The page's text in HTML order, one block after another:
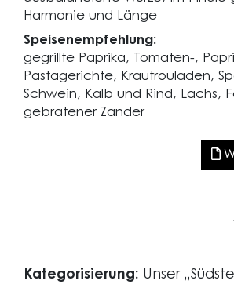
Harmonie und Länge
Speisenempfehlung:
gegrillte Paprika, Tomaten-,
Pastagerichte, Krautrouladen,
Schwein, Kalb und Rind, Lachs,
gebratener Zander
Kategorisierung: Unser